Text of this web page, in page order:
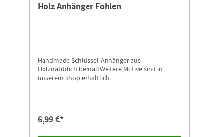
Holz Anhänger Fohlen
Handmade Schlüssel-Anhänger aus
Holznatürlich bemaltWeitere Motive sind in
unserem Shop erhältlich.
6,99 €*